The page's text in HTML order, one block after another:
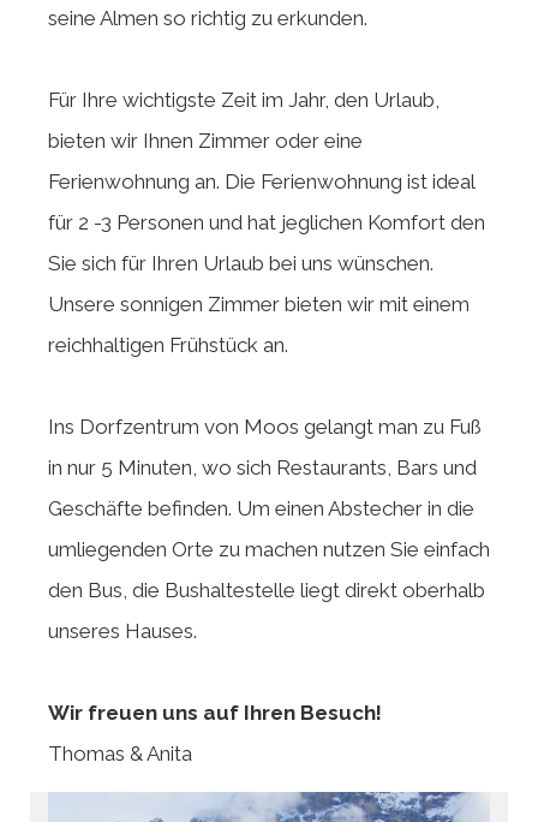
seine Almen so richtig zu erkunden.
Für Ihre wichtigste Zeit im Jahr, den Urlaub,
bieten wir Ihnen Zimmer oder eine
Ferienwohnung an. Die Ferienwohnung ist ideal
für 2 -3 Personen und hat jeglichen Komfort den
Sie sich für Ihren Urlaub bei uns wünschen.
Unsere sonnigen Zimmer bieten wir mit einem
reichhaltigen Frühstück an.
Ins Dorfzentrum von Moos gelangt man zu Fuß
in nur 5 Minuten, wo sich Restaurants, Bars und
Geschäfte befinden. Um einen Abstecher in die
umliegenden Orte zu machen nutzen Sie einfach
den Bus, die Bushaltestelle liegt direkt oberhalb
unseres Hauses.
Wir freuen uns auf Ihren Besuch!
Thomas & Anita